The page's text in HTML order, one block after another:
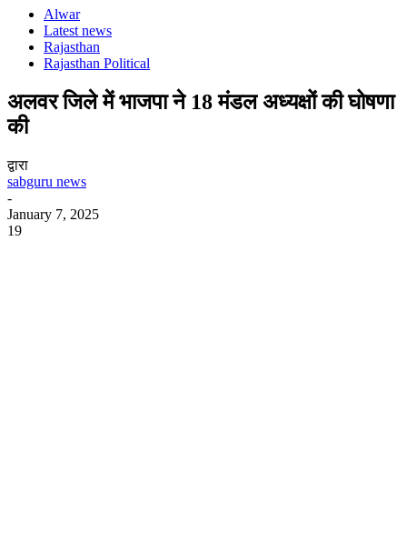
Alwar
Latest news
Rajasthan
Rajasthan Political
अलवर जिले में भाजपा ने 18 मंडल अध्यक्षों की घोषणा
की
द्वारा
sabguru news
-
January 7, 2025
19